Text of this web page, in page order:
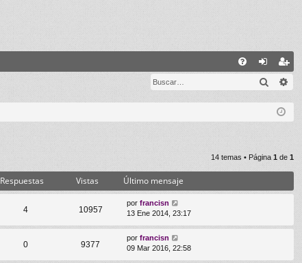
Q
de
nti
fic
se
eg
ist
ra
Buscar
14 temas • Página 1 de 1
Respuestas Vistas Último mensaje
4 10957
por francisn
13 Ene 2014, 23:17
0 9377
por francisn
09 Mar 2016, 22:58